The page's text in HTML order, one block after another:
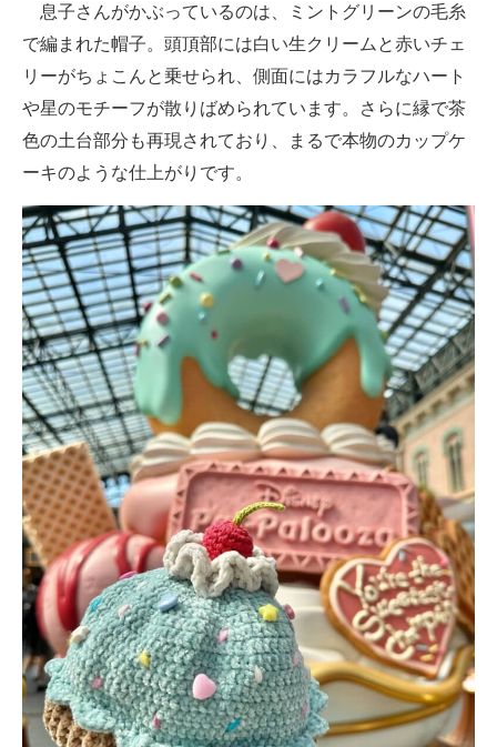
息子さんがかぶっているのは、ミントグリーンの毛糸
で編まれた帽子。頭頂部には白い生クリームと赤いチェ
リーがちょこんと乗せられ、側面にはカラフルなハート
や星のモチーフが散りばめられています。さらに縁で茶
色の土台部分も再現されており、まるで本物のカップケ
ーキのような仕上がりです。